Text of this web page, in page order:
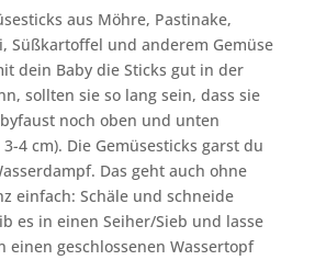
aus Möhre, Pastinake,
Süßkartoffel und anderem Gemüse
dein Baby die Sticks gut in der
sollten sie so lang sein, dass sie
noch oben und unten
4 cm). Die Gemüsesticks garst du
Das geht auch ohne
einfach: Schäle und schneide
es in einen Seiher/Sieb und lasse
einen geschlossenen Wassertopf